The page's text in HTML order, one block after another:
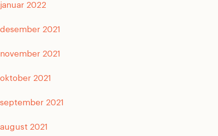
januar 2022
desember 2021
november 2021
oktober 2021
september 2021
august 2021